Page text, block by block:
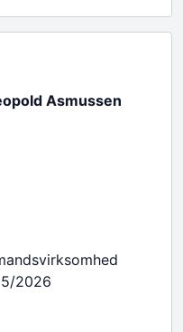
Asmussen
2026